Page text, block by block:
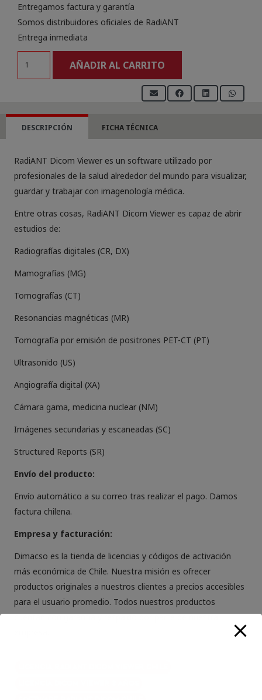
Entregamos factura y garantía
Somos distribuidores oficiales de RadiANT
Entrega inmediata
por
cantidad
AÑADIR AL CARRITO
DESCRIPCIÓN FICHA TÉCNICA
RadiANT Dicom Viewer es un software utilizado por
profesionales de la salud alrededor del mundo para visualizar,
guardar y trabajar con imagenología médica.
Entre otras cosas, RadiANT Dicom Viewer es capaz de abrir
estudios de:
Radiografías digitales (CR, DX)
Mamografías (MG)
Tomografías (CT)
Resonancias magnéticas (MR)
Tomografía por emisión de positrones PET-CT (PT)
Ultrasonido (US)
Angiografía digital (XA)
Cámara gama, medicina nuclear (NM)
Imágenes secundarias y escaneadas (SC)
Structured Reports (SR)
Envío del producto:
Envío automático a su correo tras realizar el pago. Damos
factura chilena.
Empresa y facturación:
Dimacso es la tienda de licencias y códigos de activación
más económica de Chile. Nuestra misión es ofrecer
productos originales a nuestros clientes a precios accesibles
para el usuario promedio. Todos nuestros productos
cuentan con garantía y respaldo por parte de nuestra